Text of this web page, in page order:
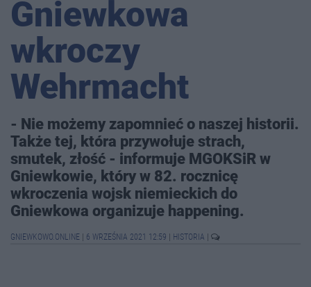
Gniewkowa
wkroczy
Wehrmacht
- Nie możemy zapomnieć o naszej historii.
Także tej, która przywołuje strach,
smutek, złość - informuje MGOKSiR w
Gniewkowie, który w 82. rocznicę
wkroczenia wojsk niemieckich do
Gniewkowa organizuje happening.
GNIEWKOWO.ONLINE 6 WRZEŚNIA 2021 12:59 HISTORIA